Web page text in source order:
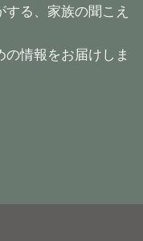
る、家族の聞こえ
情報をお届けしま